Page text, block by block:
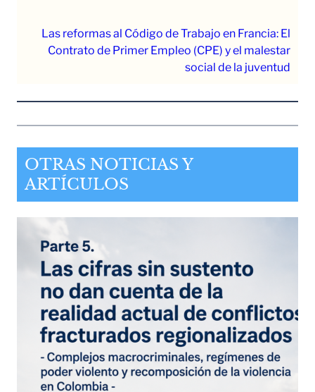
Las reformas al Código de Trabajo en Francia: El
Contrato de Primer Empleo (CPE) y el malestar
social de la juventud
OTRAS NOTICIAS Y
ARTÍCULOS